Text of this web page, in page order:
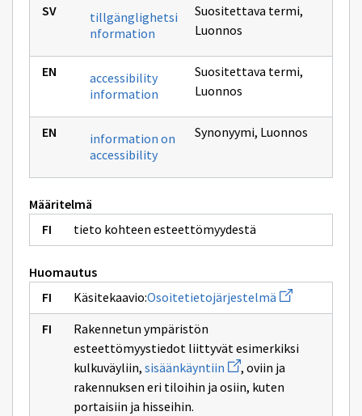
tillgänglighetsi
nformation
Suositettava termi,
Luonnos
accessibility
information
Suositettava termi,
Luonnos
information on
accessibility
Synonyymi, Luonnos
Määritelmä
tieto kohteen esteettömyydestä
Huomautus
Käsitekaavio:Osoitetietojärjestelmä Avaa
uuden
ikkunan
Rakennetun ympäristön
esteettömyystiedot liittyvät esimerkiksi
kulkuväyliin, sisäänkäyntiin Avaa
uuden
ikkunan
, oviin ja
rakennuksen eri tiloihin ja osiin, kuten
portaisiin ja hisseihin.